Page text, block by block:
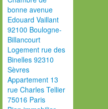
bonne avenue
Edouard Vaillant
92100 Boulogne-
Billancourt
Logement rue des
Binelles 92310
Sèvres
Appartement 13
rue Charles Tellier
75016 Paris